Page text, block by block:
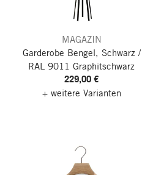
MAGAZIN
Garderobe Bengel, Schwarz /
RAL 9011 Graphitschwarz
229,00 €
+ weitere Varianten